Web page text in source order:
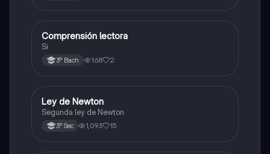
Otros
Comprensión lectora
Si
3º Bach 168 2
Física
Ley de Newton
Segunda ley de Newton
3º Sec 1,093 15